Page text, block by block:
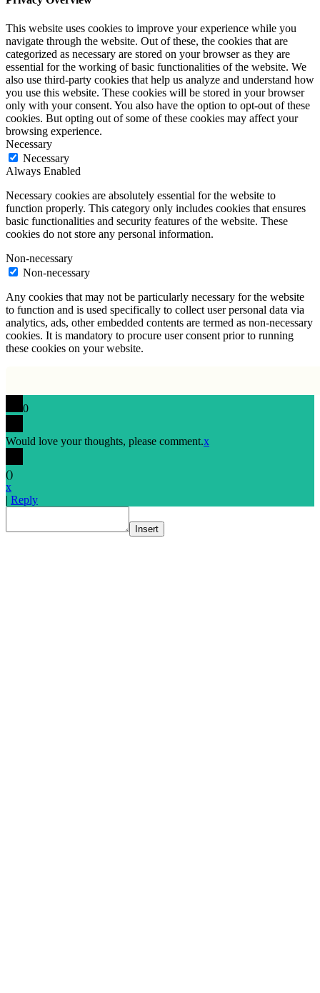
This website uses cookies to improve your experience while you
navigate through the website. Out of these, the cookies that are
categorized as necessary are stored on your browser as they are
essential for the working of basic functionalities of the website. We
also use third-party cookies that help us analyze and understand how
you use this website. These cookies will be stored in your browser
only with your consent. You also have the option to opt-out of these
cookies. But opting out of some of these cookies may affect your
browsing experience.
Necessary
Necessary
Always Enabled
Necessary cookies are absolutely essential for the website to
function properly. This category only includes cookies that ensures
basic functionalities and security features of the website. These
cookies do not store any personal information.
Non-necessary
Non-necessary
Any cookies that may not be particularly necessary for the website
to function and is used specifically to collect user personal data via
analytics, ads, other embedded contents are termed as non-necessary
cookies. It is mandatory to procure user consent prior to running
these cookies on your website.
0
Would love your thoughts, please comment.x
()
x
| Reply
Insert